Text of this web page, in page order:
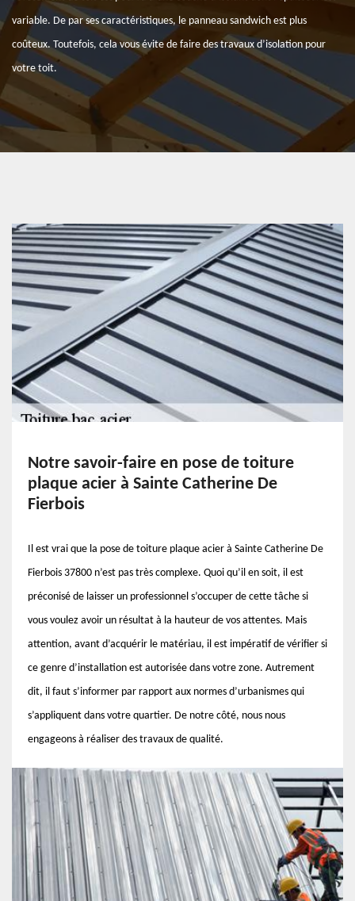
variable. De par ses caractéristiques, le panneau sandwich est plus
coûteux. Toutefois, cela vous évite de faire des travaux d’isolation pour
votre toit.
Notre savoir-faire en pose de toiture
plaque acier à Sainte Catherine De
Fierbois
Il est vrai que la pose de toiture plaque acier à Sainte Catherine De
Fierbois 37800 n’est pas très complexe. Quoi qu’il en soit, il est
préconisé de laisser un professionnel s’occuper de cette tâche si
vous voulez avoir un résultat à la hauteur de vos attentes. Mais
attention, avant d’acquérir le matériau, il est impératif de vérifier si
ce genre d’installation est autorisée dans votre zone. Autrement
dit, il faut s’informer par rapport aux normes d’urbanismes qui
s’appliquent dans votre quartier. De notre côté, nous nous
engageons à réaliser des travaux de qualité.